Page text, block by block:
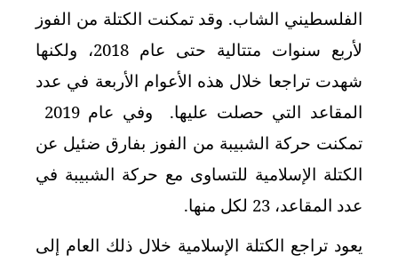
الفلسطيني الشاب. وقد تمكنت الكتلة من الفوز
لأربع سنوات متتالية حتى عام 2018، ولكنها
شهدت تراجعا خلال هذه الأعوام الأربعة في عدد
تمكنت حركة الشبيبة من الفوز بفارق ضئيل عن
الكتلة الإسلامية للتساوى مع حركة الشبيبة في
عدد المقاعد، 23 لكل منها.
يعود تراجع الكتلة الإسلامية خلال ذلك العام إلى